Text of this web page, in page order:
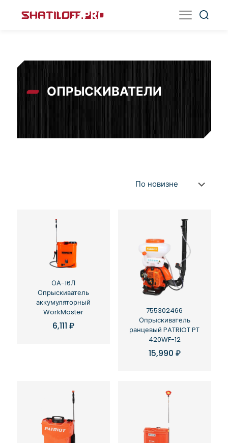
ОПРЫСКИВАТЕЛИ
ОА-16Л
Опрыскиватель
аккумуляторный
WorkMaster
6,111₽
755302466
Опрыскиватель
ранцевый PATRIOT PT
420WF-12
15,990 ₽